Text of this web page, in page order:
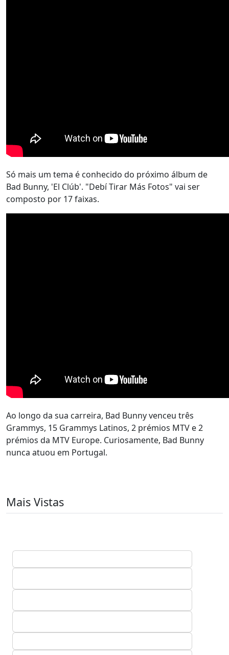
Só mais um tema é conhecido do próximo álbum de
Bad Bunny, 'El Clúb'. "Debí Tirar Más Fotos" vai ser
composto por 17 faixas.
Ao longo da sua carreira, Bad Bunny venceu três
Grammys, 15 Grammys Latinos, 2 prémios MTV e 2
prémios da MTV Europe. Curiosamente, Bad Bunny
nunca atuou em Portugal.
Mais Vistas